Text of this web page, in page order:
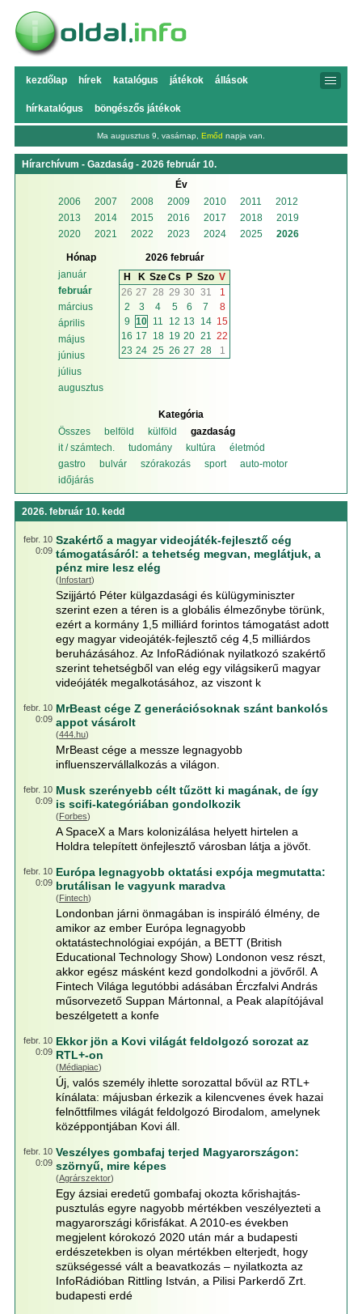
kezdőlap hírek katalógus játékok állások
hírkatalógus böngészős játékok
Ma augusztus 9, vasárnap, Emőd napja van.
Hírarchívum - Gazdaság - 2026 február 10.
Év
2006
2007 2008 2009 2010 2011
2012
2013
2014 2015 2016 2017 2018
2019
2020
2021 2022 2023 2024 2025 2026
Hónap
január
február
március
április
május
június
július
augusztus
2026 február
H
K SzeCs P Szo V
26 27 28 29 30 31
1
2
3 4 5 6 7
8
9 10 11 12 13 14 15
16 17 18 19 20 21
22
23 24 25 26 27 28 1
Kategória
Összes
belföld külföld
gazdaság
it / számtech.
tudomány kultúra
életmód
gastro
bulvár szórakozás sport
auto-motor
időjárás
2026. február 10. kedd
febr. 10
0:09
Szakértő a magyar videojáték-fejlesztő cég
támogatásáról: a tehetség megvan, meglátjuk, a
pénz mire lesz elég
(Infostart)
Szijjártó Péter külgazdasági és külügyminiszter
szerint ezen a téren is a globális élmezőnybe törünk,
ezért a kormány 1,5 milliárd forintos támogatást adott
egy magyar videojáték-fejlesztő cég 4,5 milliárdos
beruházásához. Az InfoRádiónak nyilatkozó szakértő
szerint tehetségből van elég egy világsikerű magyar
videójáték megalkotásához, az viszont k
febr. 10
0:09
MrBeast cége Z generációsoknak szánt bankolós
appot vásárolt
(444.hu)
MrBeast cége a messze legnagyobb
influenszervállalkozás a világon.
febr. 10
0:09
Musk szerényebb célt tűzött ki magának, de így
is scifi-kategóriában gondolkozik
(Forbes)
A SpaceX a Mars kolonizálása helyett hirtelen a
Holdra telepített önfejlesztő városban látja a jövőt.
febr. 10
0:09
Európa legnagyobb oktatási expója megmutatta:
brutálisan le vagyunk maradva
(Fintech)
Londonban járni önmagában is inspiráló élmény, de
amikor az ember Európa legnagyobb
oktatástechnológiai expóján, a BETT (British
Educational Technology Show) Londonon vesz részt,
akkor egész másként kezd gondolkodni a jövőről. A
Fintech Világa legutóbbi adásában Érczfalvi András
műsorvezető Suppan Mártonnal, a Peak alapítójával
beszélgetett a konfe
febr. 10
0:09
Ekkor jön a Kovi világát feldolgozó sorozat az
RTL+-on
(Médiapiac)
Új, valós személy ihlette sorozattal bővül az RTL+
kínálata: májusban érkezik a kilencvenes évek hazai
felnőttfilmes világát feldolgozó Birodalom, amelynek
középpontjában Kovi áll.
febr. 10
0:09
Veszélyes gombafaj terjed Magyarországon:
szörnyű, mire képes
(Agrárszektor)
Egy ázsiai eredetű gombafaj okozta kőrishajtás-
pusztulás egyre nagyobb mértékben veszélyezteti a
magyarországi kőrisfákat. A 2010-es években
megjelent kórokozó 2020 után már a budapesti
erdészetekben is olyan mértékben elterjedt, hogy
szükségessé vált a beavatkozás – nyilatkozta az
InfoRádióban Rittling István, a Pilisi Parkerdő Zrt.
budapesti erdé